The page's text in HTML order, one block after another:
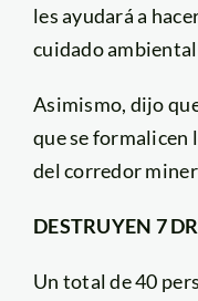
les ayudará a
cuidado
Asimismo, dijo
que se formalicen
del corredor
DESTRUYEN 7
Un total de 40